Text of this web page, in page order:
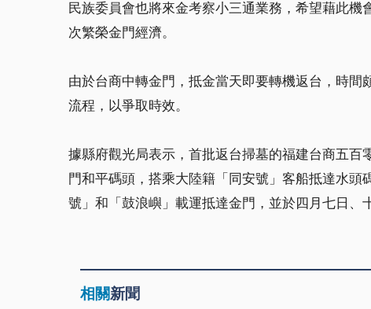
民族委員會也將來金考察小三通業務，希望藉此
次繁榮金門經濟。
由於台商中轉金門，抵金當天即要轉機返台，時
流程，以爭取時效。
據縣府觀光局表示，首批返台掃墓的福建台商五
門和平碼頭，搭乘大陸籍「同安號」客船抵達水
號」和「鼓浪嶼」載運抵達金門，並於四月七日、
相關新聞